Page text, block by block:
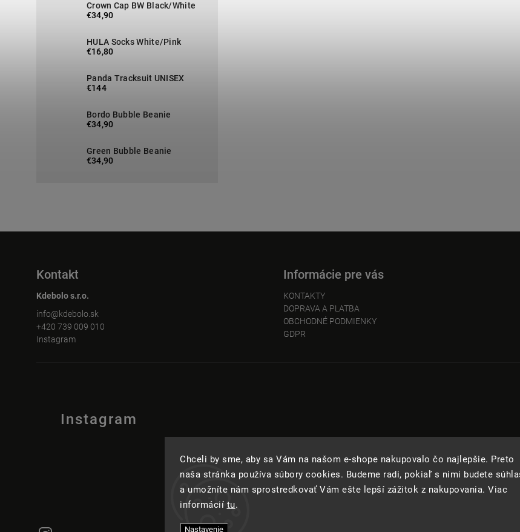
Chceli by sme, aby sa Vám na našom e-shope nakupovalo čo najlepšie. Preto
naša stránka používa súbory cookies. Budeme radi, pokiaľ s nimi budete
a umožníte nám sprostredkovať Vám ešte lepší zážitok z nakupovania. Viac
informácií tu.
Nastavenie
Crown Cap BW Black/White
€34,90
HULA Socks White/Pink
€16,80
Panda Tracksuit UNISEX
€144
Bordo Bubble Beanie
€34,90
Green Bubble Beanie
€34,90
Instagram
Kontakt
Kdebolo s.r.o.
info@kdebolo.sk
+420 739 009 010
Instagram
Informácie pre vás
KONTAKTY
DOPRAVA A PLATBA
OBCHODNÉ PODMIENKY
GDPR